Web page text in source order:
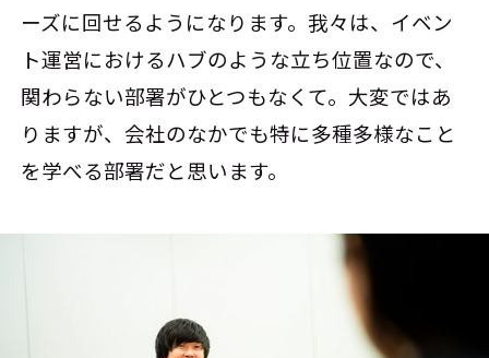
ーズに回せるようになります。我々は、イベン
ト運営におけるハブのような立ち位置なので、
関わらない部署がひとつもなくて。大変ではあ
りますが、会社のなかでも特に多種多様なこと
を学べる部署だと思います。